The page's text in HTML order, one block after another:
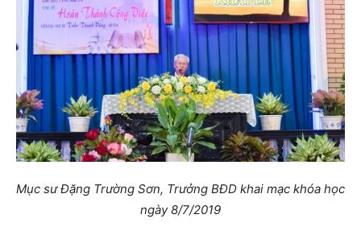
Mục sư Đặng Trường Sơn, Trưởng BĐD khai mạc khóa học
ngày 8/7/2019